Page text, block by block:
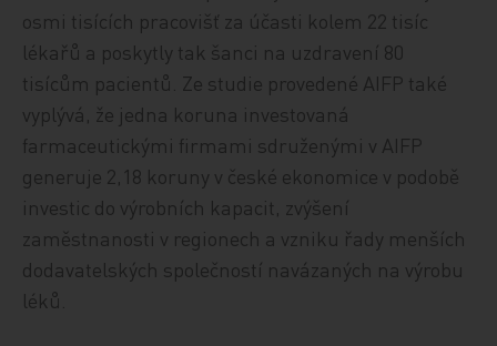
osmi tisících pracovišť za účasti kolem 22 tisíc
lékařů a poskytly tak šanci na uzdravení 80
tisícům pacientů. Ze studie provedené AIFP také
vyplývá, že jedna koruna investovaná
farmaceutickými firmami sdruženými v AIFP
generuje 2,18 koruny v české ekonomice v podobě
investic do výrobních kapacit, zvýšení
zaměstnanosti v regionech a vzniku řady menších
dodavatelských společností navázaných na výrobu
léků.